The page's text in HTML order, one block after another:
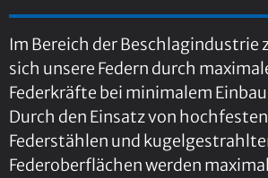
Im Bereich der Beschlagindustrie
sich unsere Federn durch
Federkräfte bei minimalem
Durch den Einsatz von hochfesten
Federstählen und
Federoberflächen werden